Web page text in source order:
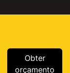
Obter
orçamento